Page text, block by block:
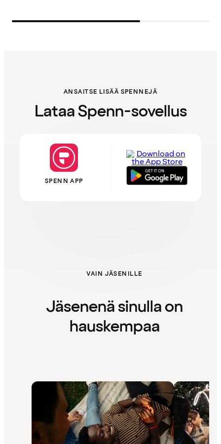
ANSAITSE LISÄÄ SPENNEJÄ
Lataa Spenn-sovellus
SPENN APP
VAIN JÄSENILLE
Jäsenenä sinulla on
hauskempaa